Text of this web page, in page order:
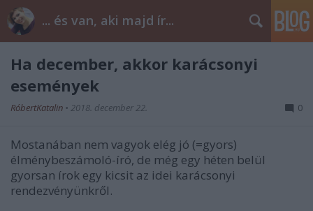
... és van, aki majd ír...
Ha december, akkor karácsonyi
események
RóbertKatalin • 2018. december 22. 0
Mostanában nem vagyok elég jó (=gyors)
élménybeszámoló-író, de még egy héten belül
gyorsan írok egy kicsit az idei karácsonyi
rendezvényünkről.